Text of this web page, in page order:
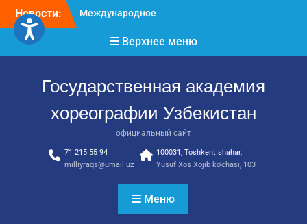
Перейти
содержимому
Новости:
Международное
достижения молодых
хореографов
пространство!
Международное
признание и новые
достижения молодых
Верхнее меню
Государственная академия
хореографии Узбекистан
официальный сайт
71 215 55 94
milliyraqs@umail.uz
100031, Toshkent shahar,
Yusuf Xos Xojib ko‘chasi, 103
Меню